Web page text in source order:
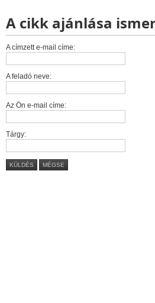
A cikk ajánlása
A címzett e-mail címe:
A feladó neve:
Az Ön e-mail címe:
Tárgy:
KÜLDÉS MÉGSE